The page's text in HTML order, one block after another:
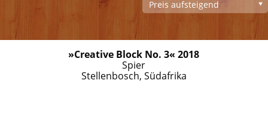
»Creative Block No. 3« 2018
Spier
Stellenbosch, Südafrika